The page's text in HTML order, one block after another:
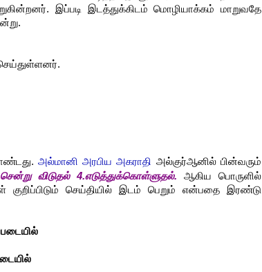
இப்படி இடத்துக்கிடம் மொழியாக்கம் மாறுவதே
அல்மானி அரபிய அகராதி அல்குர்ஆனில் பின்வரும்
விடுதல் 4.எடுத்துக்கொள்ளுதல்.
ஆகிய பொருளில்
குறிப்பிடும் செய்தியில் இடம் பெறும் என்பதை இரண்டு